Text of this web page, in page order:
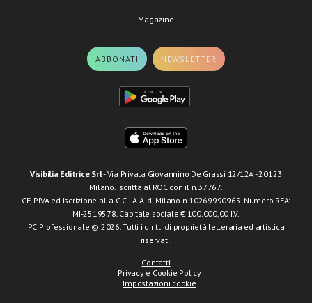
Magazine
ABBONATI NEWSLETTER
Visibilia Editrice Srl- Via Privata Giovannino De Grassi 12/12A - 20123
Milano. Iscritta al ROC con il n.37767.
CF, P.IVA ed iscrizione alla C.C.I.A.A. di Milano n.10269990965. Numero REA:
MI-2519578. Capitale sociale € 100.000,00 I.V.
PC Professionale © 2026. Tutti i diritti di proprietà letteraria ed artistica
riservati.
Contatti
Privacy e Cookie Policy
Impostazioni cookie